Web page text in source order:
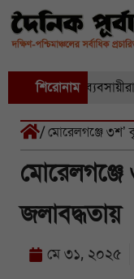
শিরোনাম
অসহায় ব্যবসায়ীরা
/ মোরেলগঞ্জে ৩শ’
জলাবদ্ধতায়
মে ৩১, ২০২৫